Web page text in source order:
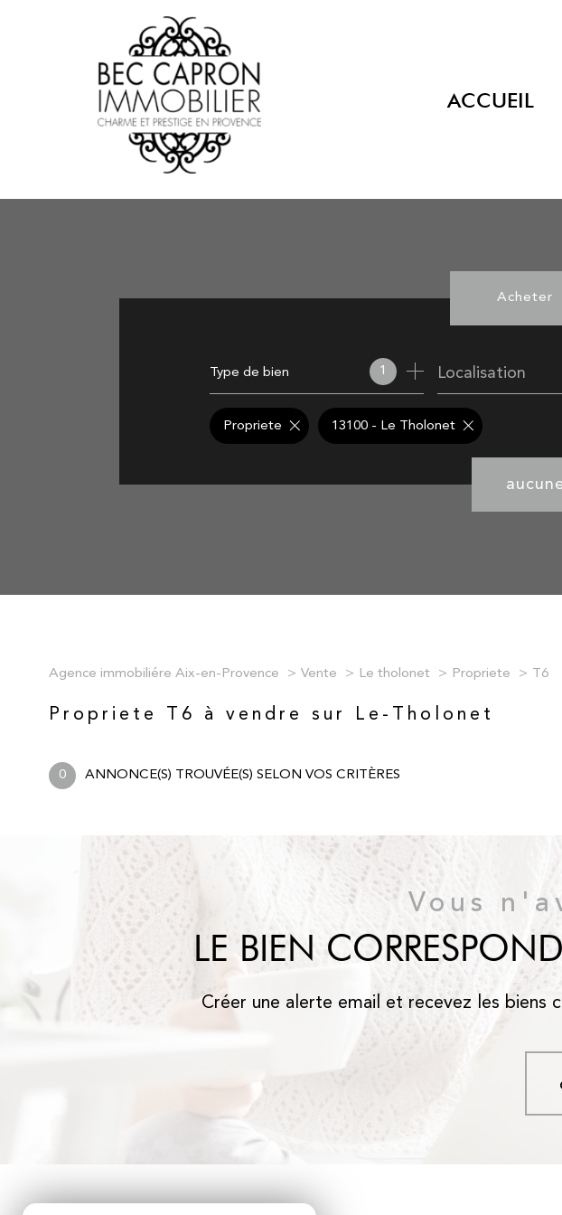
ACCUEIL
Acheter
Type de bien 1 Localisation
Propriete 13100 - Le Tholonet
Agence immobiliére Aix-en-Provence Vente Le tholonet Propriete T6
Propriete T6 à vendre sur Le-Tholonet
0 ANNONCE(S) TROUVÉE(S) SELON VOS CRITÈRES
Vous
LE BIEN
Créer une alerte email et recevez les biens